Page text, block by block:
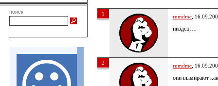
поиск 1 rumdmc ,
пиздец….
2 rumdmc ,
они вымирают